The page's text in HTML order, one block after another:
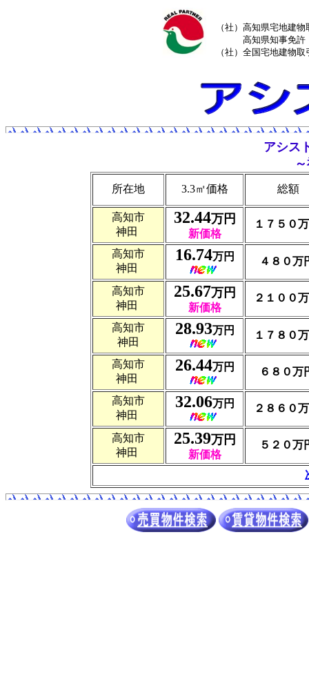
（社）高知県宅地建
高知県知事免許（
（社）全国宅地建物
アシス
所在地 3.3㎡価格 総額
高知市
神田
32.44万円
新価格
１７５０
高知市
神田
16.74万円 ４８０万
高知市
神田
25.67万円
新価格
２１００
高知市
神田
28.93万円 １７８０
高知市
神田
26.44万円 ６８０万
高知市
神田
32.06万円 ２８６０
高知市
神田
25.39万円
新価格
５２０万